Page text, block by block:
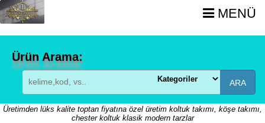
MENÜ
Ürün Arama:
ARA
Üretimden lüks kalite toptan fiyatına özel üretim koltuk takımı, köşe takımı,
chester koltuk klasik modern tarzlar